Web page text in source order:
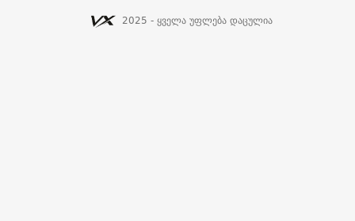
2025 - ყველა უფლება დაცულია